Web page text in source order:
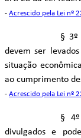
- Acrescido pela Lei nº
§ 3º
devem ser
situação
ao cumprimento
- Acrescido pela Lei nº
§
divulgados e